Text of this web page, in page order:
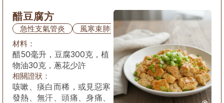
醋豆腐方
急性支氣管炎
風寒束肺型
材料：
醋50毫升，豆腐300克，植
物油30克，蔥花少許
相關證狀：
咳嗽、痰白而稀，或見惡寒
發熱、無汗、頭痛、身痛、